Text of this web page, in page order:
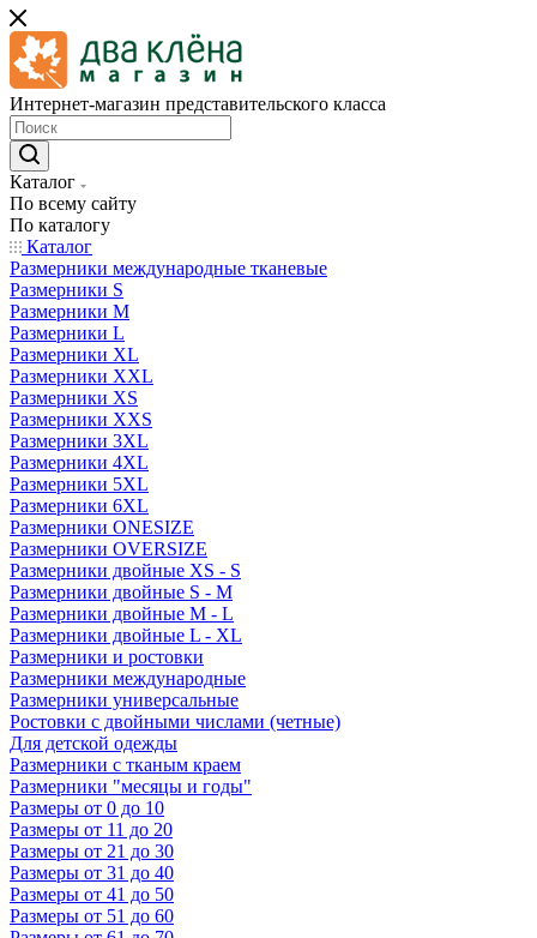
Интернет-магазин представительского класса
Каталог
По всему сайту
По каталогу
Каталог
Размерники международные тканевые
Размерники S
Размерники M
Размерники L
Размерники XL
Размерники XXL
Размерники XS
Размерники XXS
Размерники 3XL
Размерники 4XL
Размерники 5XL
Размерники 6XL
Размерники ONESIZE
Размерники OVERSIZE
Размерники двойные XS - S
Размерники двойные S - M
Размерники двойные M - L
Размерники двойные L - XL
Размерники и ростовки
Размерники международные
Размерники универсальные
Ростовки с двойными числами (четные)
Для детской одежды
Размерники с тканым краем
Размерники "месяцы и годы"
Размеры от 0 до 10
Размеры от 11 до 20
Размеры от 21 до 30
Размеры от 31 до 40
Размеры от 41 до 50
Размеры от 51 до 60